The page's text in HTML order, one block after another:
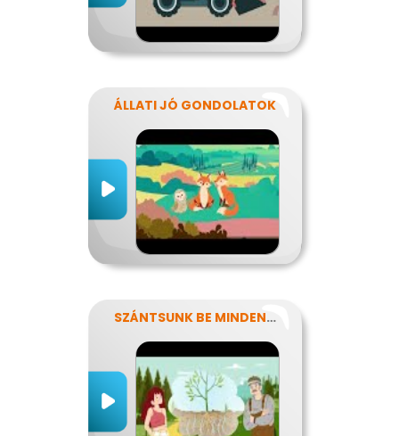
ÁLLATI JÓ GONDOLATOK
SZÁNTSUNK BE MINDENT? FENNTARTHATÓ GAZDÁLKODÁS.